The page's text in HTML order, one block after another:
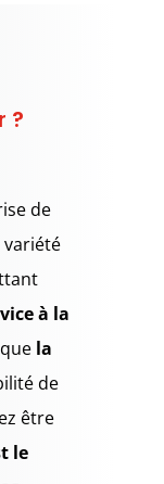
?
de
à la
la
de
être
le